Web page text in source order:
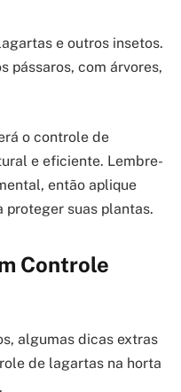
e outros insetos.
pássaros, com árvores,
o controle de
e eficiente. Lembre-
então aplique
proteger suas plantas.
Controle
algumas dicas extras
de lagartas na horta